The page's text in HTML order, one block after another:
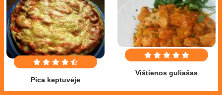
Pica keptuvėje
Vištienos guliašas